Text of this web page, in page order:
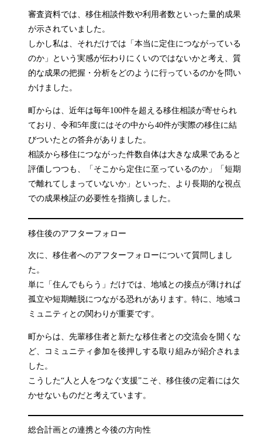
審査資料では、移住相談件数や利用者数といった量的成果
が示されていました。
しかし私は、それだけでは「本当に定住につながっている
のか」という実感が伝わりにくいのではないかと考え、質
的な成果の把握・分析をどのように行っているのかを問い
かけました。
町からは、近年は毎年100件を超える移住相談が寄せられ
ており、令和5年度にはその中から40件が実際の移住に結
びついたとの答弁がありました。
相談から移住につながった件数自体は大きな成果であると
評価しつつも、「そこから定住に至っているのか」「短期
で離れてしまっていないか」といった、より長期的な視点
での成果検証の必要性を指摘しました。
移住後のアフターフォロー
次に、移住者へのアフターフォローについて質問しまし
た。
単に「住んでもらう」だけでは、地域との接点が薄ければ
孤立や短期離脱につながる恐れがあります。特に、地域コ
ミュニティとの関わりが重要です。
町からは、先輩移住者と新たな移住者との交流会を開くな
ど、コミュニティ参加を後押しする取り組みが紹介されま
した。
こうした“人と人をつなぐ支援”こそ、移住後の定着には欠
かせないものだと考えています。
総合計画との連携と今後の方向性